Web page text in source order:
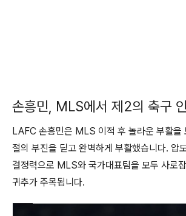
손흥민, MLS에서 제2의 축구
LAFC 손흥민은 MLS 이적 후 놀라운 부활을
절의 부진을 딛고 완벽하게 부활했습니다. 압
결정력으로 MLS와 국가대표팀을 모두 사로
귀추가 주목됩니다.